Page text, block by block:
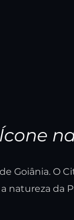
Goiânia. O
da